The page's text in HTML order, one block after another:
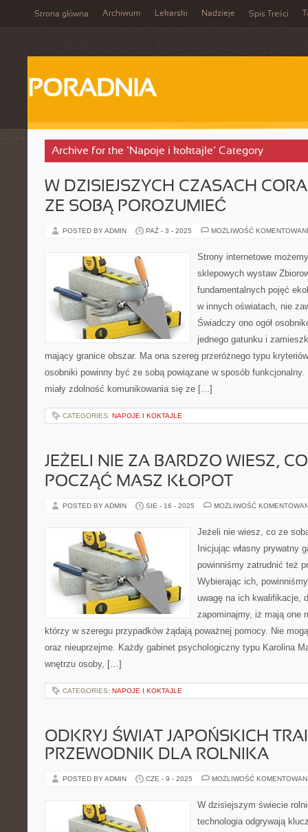
Strona główna Archiwum Lekarski Nadzieje Spis Treści
PORADNIA
Archive for the ‘Napoje i koktajle’ Category
W DZISIEJSZYCH CZASACH
ZE SOBĄ POROZUMIEĆ
POSTED BY ADMIN PAŹ - 3 - 2025 MOŻLIWOŚĆ
Strony internetowe
sklepowych wystaw
fundamentalnych pojęć
w innych oświatach, nie
Świadczy ono ogół
jednego gatunku i
mający granice obszar. Ma ona szereg przeróżnego typu
osobniki powinny być ze sobą powiązane w sposób
miały zdolność komunikowania się ze […]
CATEGORIES: NAPOJE I KOKTAJLE
JEŻELI NIE ZA BARDZO WIESZ,
POCZĄĆ MASZ KŁOPOT
POSTED BY ADMIN SIE - 16 - 2025 MOŻLIWOŚĆ
Jeżeli nie wiesz, co ze
Inicjując własny prywatny
powinniśmy zatrudnić też
Wybierając ich,
uwagę na ich kwalifikacje,
zapominajmy, iż mają one
którzy w szeregu przypadków żądają poważnej pomocy. Nie
oraz nieuprzejme. Każdy gabinet psychologiczny typu Karolina
wnętrzu osoby, […]
CATEGORIES: NAPOJE I KOKTAJLE
ODKRYJ ŚWIAT JAPOŃSKICH
PRZEWODNIK DLA ROLNIKA
POSTED BY ADMIN CZE - 9 - 2025 MOŻLIWOŚĆ
W dzisiejszym świecie
technologia odgrywają